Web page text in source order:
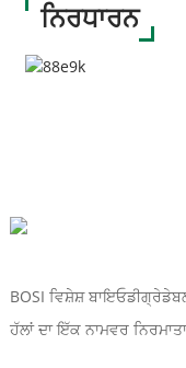
ਨਿਰਧਾਰਨ
BOSI ਵਿਸ਼ੇਸ਼
ਹੱਲਾਂ ਦਾ ਇੱਕ ਨਾਮਵਰ